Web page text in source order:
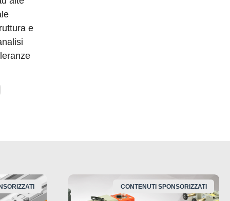
e
CONTENUTI SPONSORIZZATI